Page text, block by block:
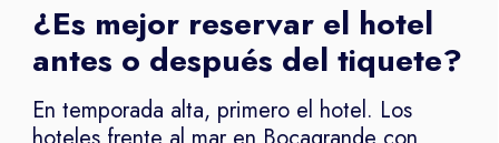
¿Es mejor reservar el hotel
antes o después del tiquete?
En temporada alta, primero el hotel. Los